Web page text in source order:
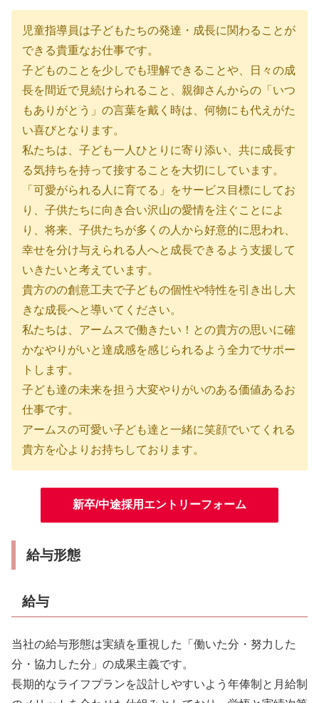
児童指導員は子どもたちの発達・成長に関わることが
できる貴重なお仕事です。
子どものことを少しでも理解できることや、日々の成
長を間近で見続けられること、親御さんからの「いつ
もありがとう」の言葉を戴く時は、何物にも代えがた
い喜びとなります。
私たちは、子ども一人ひとりに寄り添い、共に成長す
る気持ちを持って接することを大切にしています。
「可愛がられる人に育てる」をサービス目標にしてお
り、子供たちに向き合い沢山の愛情を注ぐことによ
り、将来、子供たちが多くの人から好意的に思われ、
幸せを分け与えられる人へと成長できるよう支援して
いきたいと考えています。
貴方のの創意工夫で子どもの個性や特性を引き出し大
きな成長へと導いてください。
私たちは、アームスで働きたい！との貴方の思いに確
かなやりがいと達成感を感じられるよう全力でサポー
トします。
子ども達の未来を担う大変やりがいのある価値あるお
仕事です。
アームスの可愛い子ども達と一緒に笑顔でいてくれる
貴方を心よりお持ちしております。
新卒/中途採用エントリーフォーム
給与形態
給与
当社の給与形態は実績を重視した「働いた分・努力した
分・協力した分」の成果主義です。
長期的なライフプランを設計しやすいよう年俸制と月給制